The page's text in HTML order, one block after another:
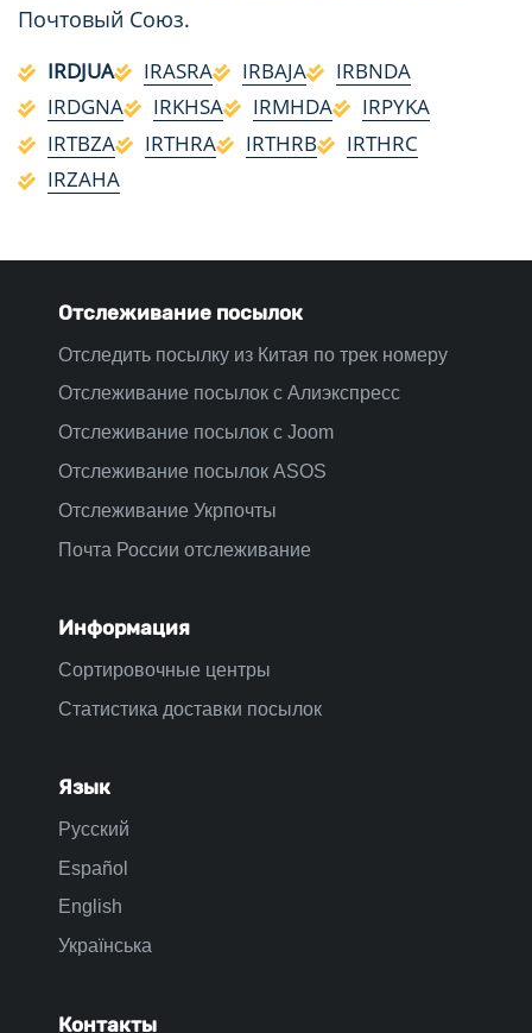
Почтовый Союз.
IRDJUA IRASRA IRBAJA
IRBNDA
IRDGNA
IRKHSA IRMHDA
IRPYKA
IRTBZA
IRTHRA IRTHRB
IRTHRC
IRZAHA
Отслеживание посылок
Отследить посылку из Китая по трек номеру
Отслеживание посылок с Алиэкспресс
Отслеживание посылок с Joom
Отслеживание посылок ASOS
Отслеживание Укрпочты
Почта России отслеживание
Информация
Сортировочные центры
Статистика доставки посылок
Язык
Русский
Español
English
Українська
Контакты